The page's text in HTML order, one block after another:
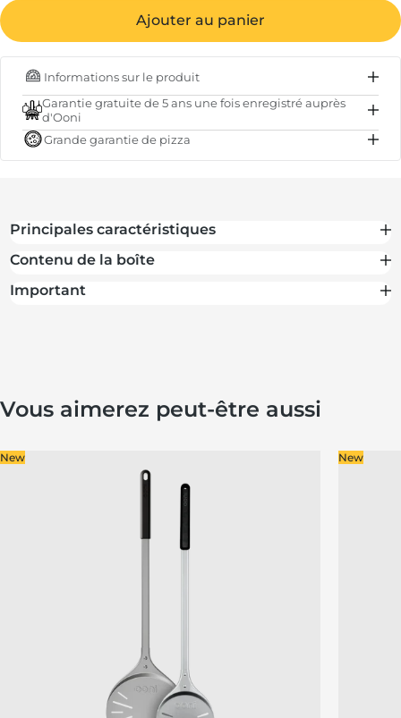
Housse de transport et de
protection pour Ooni Karu 12, Karu
12G et Karu 2
Prix
Sous-total €40.00
Total €40.00
Ajouter au panier
Informations sur le produit
Garantie gratuite de 5 ans une fois enregistré auprès
d'Ooni
Grande garantie de pizza
Principales caractéristiques
Contenu de la boîte
Important
Vous aimerez peut-être aussi
New New